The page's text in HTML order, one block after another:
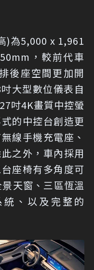
)為5,000 x 1,961
，較前代車
後座空間更加開
大型數位儀表自
吋4K畫質中控螢
的中控台創造更
線手機充電座、
之外，車內採用
座椅有多角度可
天窗、三區恆溫
、以及完整的